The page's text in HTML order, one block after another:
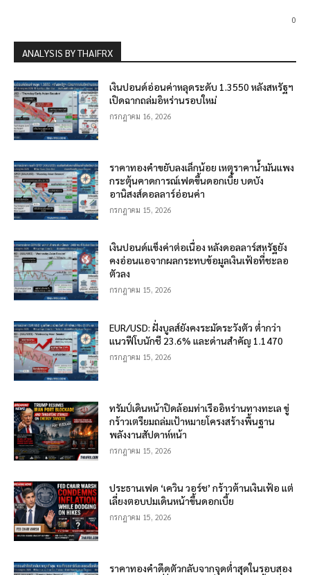
0
ANALYSIS BY THAIFRX
เงินปอนด์อ่อนค่าหลุดระดับ 1.3550 หลังสหรัฐฯ
เปิดฉากถล่มอิหร่านรอบใหม่
กรกฎาคม 16, 2026
ราคาทองคำขยับลงเล็กน้อย เหตุราคาน้ำมันแพง
กระตุ้นคาดการณ์เฟดขึ้นดอกเบี้ย บดบัง
อานิสงส์ดอลลาร์อ่อนค่า
กรกฎาคม 15, 2026
เงินปอนด์แข็งค่าต่อเนื่อง หลังดอลลาร์สหรัฐยัง
คงอ่อนแอจากผลกระทบข้อมูลเงินเฟ้อที่ชะลอ
ตัวลง
กรกฎาคม 15, 2026
EUR/USD: ฝั่งบูลส์ยังคงระมัดระวังตัว ต่ำกว่า
แนวฟีโบนักชี 23.6% และด่านสำคัญ 1.1470
กรกฎาคม 15, 2026
ทรัมป์เดินหน้าปิดล้อมท่าเรืออิหร่านทางทะเล ขู่
กร้าวเตรียมถล่มเป้าหมายโครงสร้างพื้นฐาน
พลังงานสัปดาห์หน้า
กรกฎาคม 15, 2026
ประธานเฟด ‘เควิน วอร์ช’ กร้าวต้านเงินเฟ้อ แต่
เลี่ยงตอบปมเดินหน้าขึ้นดอกเบี้ย
กรกฎาคม 15, 2026
ราคาทองคำดีดตัวกลับจากจุดต่ำสุดในรอบสอง